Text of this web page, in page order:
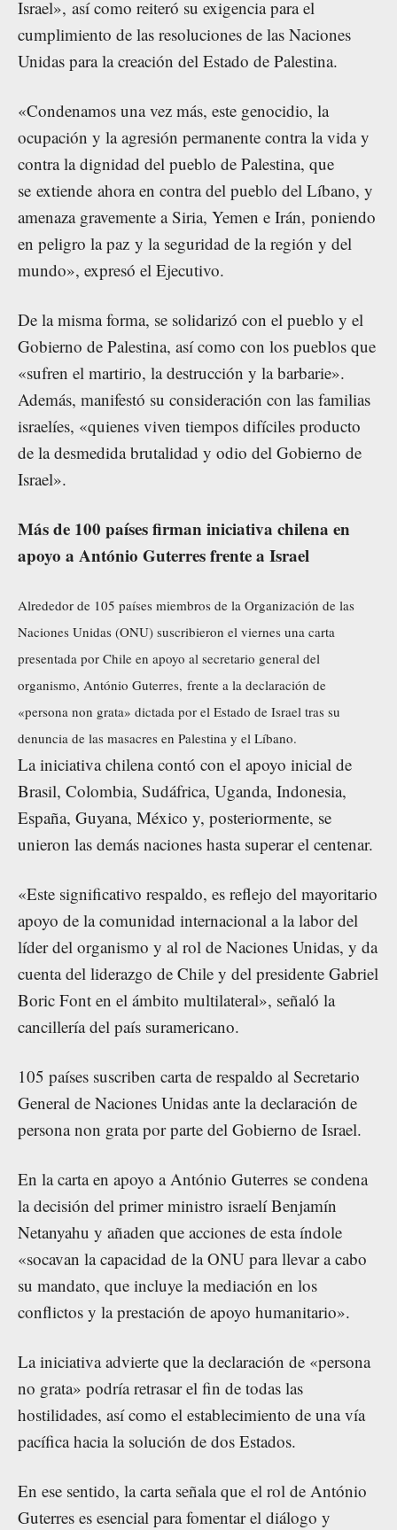
Israel», así como reiteró su exigencia para el
cumplimiento de las resoluciones de las Naciones
Unidas para la creación del Estado de Palestina.
«Condenamos una vez más, este genocidio, la
ocupación y la agresión permanente contra la vida y
contra la dignidad del pueblo de Palestina, que
se extiende ahora en contra del pueblo del Líbano, y
amenaza gravemente a Siria, Yemen e Irán, poniendo
en peligro la paz y la seguridad de la región y del
mundo», expresó el Ejecutivo.
De la misma forma, se solidarizó con el pueblo y el
Gobierno de Palestina, así como con los pueblos que
«sufren el martirio, la destrucción y la barbarie».
Además, manifestó su consideración con las familias
israelíes, «quienes viven tiempos difíciles producto
de la desmedida brutalidad y odio del Gobierno de
Israel».
Más de 100 países firman iniciativa chilena en
apoyo a António Guterres frente a Israel
Alrededor de 105 países miembros de la Organización de las
Naciones Unidas (ONU) suscribieron el viernes una carta
presentada por Chile en apoyo al secretario general del
organismo, António Guterres, frente a la declaración de
«persona non grata» dictada por el Estado de Israel tras su
denuncia de las masacres en Palestina y el Líbano.
La iniciativa chilena contó con el apoyo inicial de
Brasil, Colombia, Sudáfrica, Uganda, Indonesia,
España, Guyana, México y, posteriormente, se
unieron las demás naciones hasta superar el centenar.
«Este significativo respaldo, es reflejo del mayoritario
apoyo de la comunidad internacional a la labor del
líder del organismo y al rol de Naciones Unidas, y da
cuenta del liderazgo de Chile y del presidente Gabriel
Boric Font en el ámbito multilateral», señaló la
cancillería del país suramericano.
105 países suscriben carta de respaldo al Secretario
General de Naciones Unidas ante la declaración de
persona non grata por parte del Gobierno de Israel.
En la carta en apoyo a António Guterres se condena
la decisión del primer ministro israelí Benjamín
Netanyahu y añaden que acciones de esta índole
«socavan la capacidad de la ONU para llevar a cabo
su mandato, que incluye la mediación en los
conflictos y la prestación de apoyo humanitario».
La iniciativa advierte que la declaración de «persona
no grata» podría retrasar el fin de todas las
hostilidades, así como el establecimiento de una vía
pacífica hacia la solución de dos Estados.
En ese sentido, la carta señala que el rol de António
Guterres es esencial para fomentar el diálogo y